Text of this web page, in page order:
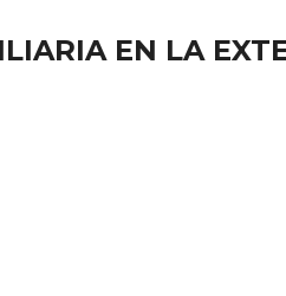
EN LA